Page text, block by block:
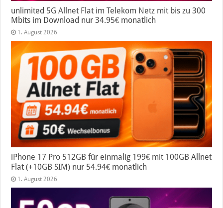
unlimited 5G Allnet Flat im Telekom Netz mit bis zu 300
Mbits im Download nur 34.95€ monatlich
1. August 2026
iPhone 17 Pro 512GB für einmalig 199€ mit 100GB Allnet
Flat (+10GB SIM) nur 54.94€ monatlich
1. August 2026